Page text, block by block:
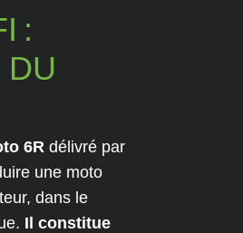
:
DU
6R délivré par
une moto
dans le
Il constitue